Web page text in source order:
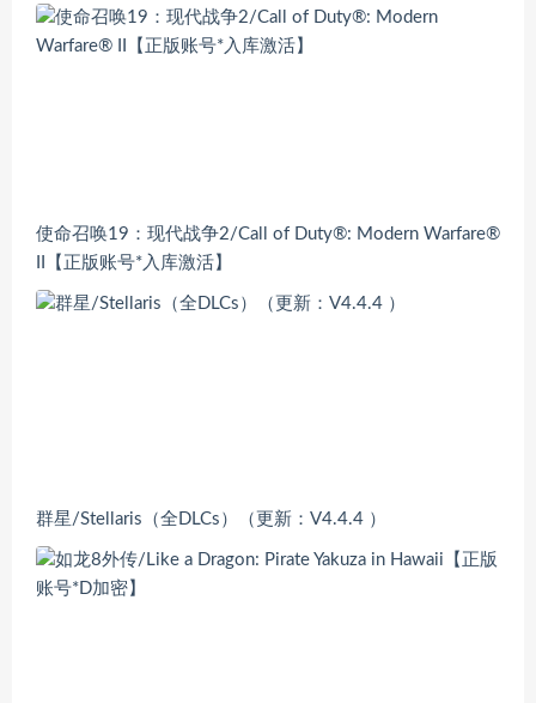
使命召唤19：现代战争2/Call of Duty®: Modern Warfare®
II【正版账号*入库激活】
群星/Stellaris（全DLCs）（更新：V4.4.4 ）